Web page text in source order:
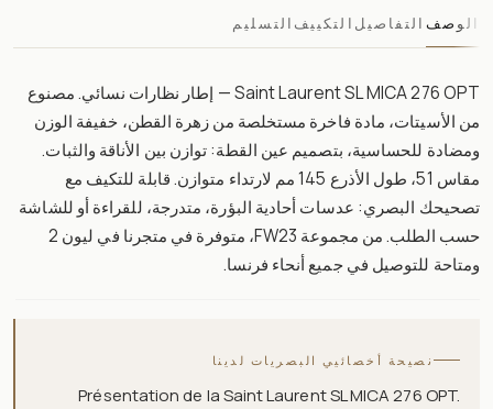
الوصف التفاصيل التكييف التسليم
Saint Laurent SL MICA 276 OPT — إطار نظارات نسائي. مصنوع
من الأسيتات، مادة فاخرة مستخلصة من زهرة القطن، خفيفة الوزن
ومضادة للحساسية، بتصميم عين القطة: توازن بين الأناقة والثبات.
مقاس 51، طول الأذرع 145 مم لارتداء متوازن. قابلة للتكيف مع
تصحيحك البصري: عدسات أحادية البؤرة، متدرجة، للقراءة أو للشاشة
حسب الطلب. من مجموعة FW23، متوفرة في متجرنا في ليون 2
ومتاحة للتوصيل في جميع أنحاء فرنسا.
نصيحة أخصائيي البصريات لدينا
Présentation de la Saint Laurent SL MICA 276 OPT.